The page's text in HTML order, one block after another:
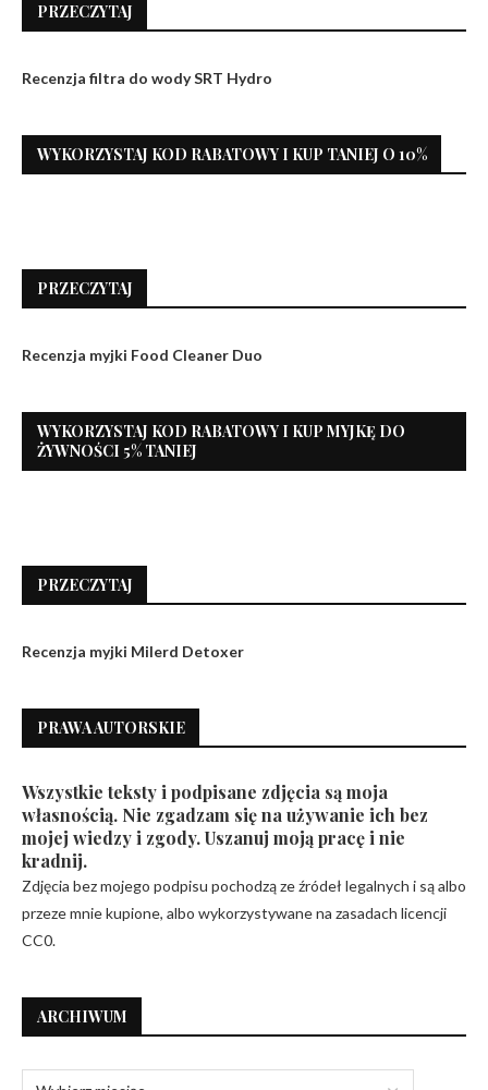
PRZECZYTAJ
Recenzja filtra do wody SRT Hydro
WYKORZYSTAJ KOD RABATOWY I KUP TANIEJ O 10%
PRZECZYTAJ
Recenzja myjki Food Cleaner Duo
WYKORZYSTAJ KOD RABATOWY I KUP MYJKĘ DO
ŻYWNOŚCI 5% TANIEJ
PRZECZYTAJ
Recenzja myjki Milerd Detoxer
PRAWA AUTORSKIE
Wszystkie teksty i podpisane zdjęcia są moja
własnością. Nie zgadzam się na używanie ich bez
mojej wiedzy i zgody. Uszanuj moją pracę i nie
kradnij.
Zdjęcia bez mojego podpisu pochodzą ze źródeł legalnych i są albo
przeze mnie kupione, albo wykorzystywane na zasadach licencji
CC0.
ARCHIWUM